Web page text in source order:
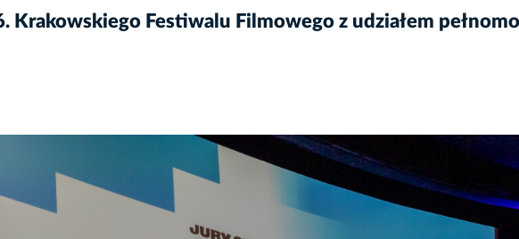
Krakowskiego Festiwalu Filmowego z udziałem